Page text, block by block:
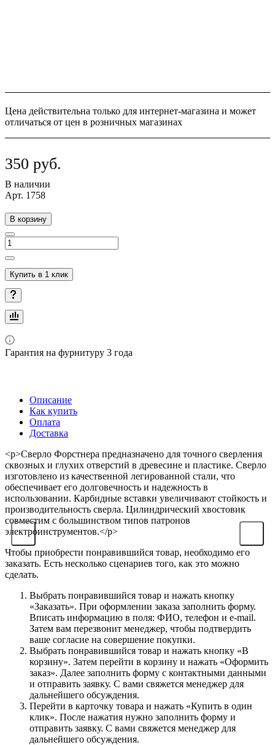
Цена действительна только для интернет-магазина и может
отличаться от цен в розничных магазинах
350 руб.
В наличии
Арт. 1758
В корзину
Купить в 1 клик
Гарантия на фурнитуру 3 года
Описание
Как купить
Оплата
Доставка
<p>Сверло Форстнера предназначено для точного сверления
сквозных и глухих отверстий в древесине и пластике. Сверло
изготовлено из качественной легированной стали, что
обеспечивает его долговечность и надежность в
использовании. Карбидные вставки увеличивают стойкость и
производительность сверла. Цилиндрический хвостовик
совместим с большинством типов патронов
электроинструментов.</p>
Чтобы приобрести понравившийся товар, необходимо его
заказать. Есть несколько сценариев того, как это можно
сделать.
Выбрать понравившийся товар и нажать кнопку
«Заказать». При оформлении заказа заполнить форму.
Вписать информацию в поля: ФИО, телефон и e-mail.
Затем вам перезвонит менеджер, чтобы подтвердить
ваше согласие на совершение покупки.
Выбрать понравившийся товар и нажать кнопку «В
корзину». Затем перейти в корзину и нажать «Оформить
заказ». Далее заполнить форму с контактными данными
и отправить заявку. С вами свяжется менеджер для
дальнейшего обсуждения.
Перейти в карточку товара и нажать «Купить в один
клик». После нажатия нужно заполнить форму и
отправить заявку. С вами свяжется менеджер для
дальнейшего обсуждения.